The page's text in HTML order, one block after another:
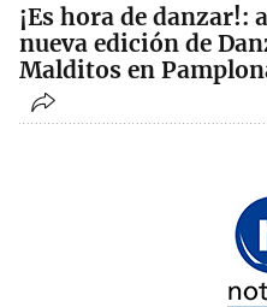
¡Es hora de danzar!:
nueva edición de
Malditos en